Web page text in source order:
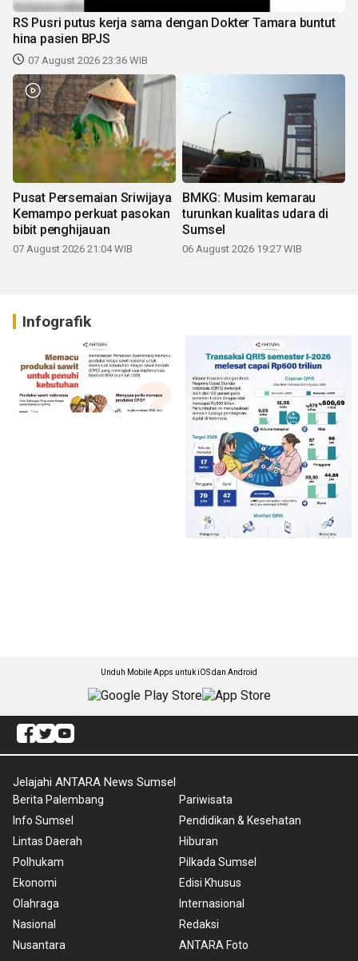
RS Pusri putus kerja sama dengan Dokter Tamara buntut
hina pasien BPJS
07 August 2026 23:36 WIB
Pusat Persemaian Sriwijaya
Kemampo perkuat pasokan
bibit penghijauan
07 August 2026 21:04 WIB
BMKG: Musim kemarau
turunkan kualitas udara di
Sumsel
06 August 2026 19:27 WIB
Infografik
Unduh Mobile Apps untuk iOS dan Android
Jelajahi ANTARA News Sumsel
Berita Palembang
Info Sumsel
Lintas Daerah
Polhukam
Ekonomi
Olahraga
Nasional
Nusantara
Pariwisata
Pendidikan & Kesehatan
Hiburan
Pilkada Sumsel
Edisi Khusus
Internasional
Redaksi
ANTARA Foto